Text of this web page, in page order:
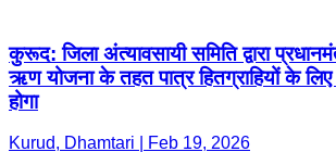
कुरूद: जिला अंत्यावसायी समिति द्वारा
ऋण योजना के तहत पात्र हितग्राहियों के
होगा
Kurud, Dhamtari | Feb 19, 2026